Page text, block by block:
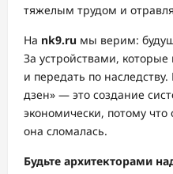
тяжелым трудом и
На nk9.ru мы верим:
За устройствами,
и передать по
дзен» — это создание
экономически, потому
она сломалась.
Будьте архитекторами